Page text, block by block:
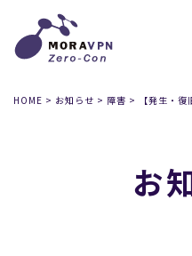
HOME > お知らせ > 障害 > 【発生・
お